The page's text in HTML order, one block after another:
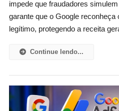
impede que fraudadores
garante que o Google reconheça
legítimo, protegendo a receita
Continue lendo...